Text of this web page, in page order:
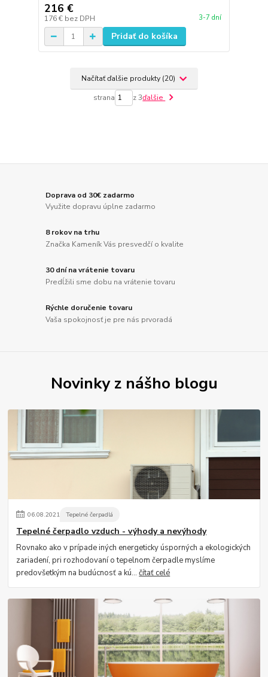
216 €
176 € bez DPH 3-7 dní
Pridať do košíka
Načítať ďalšie produkty (20)
strana z 3ďalšie
Doprava od 30€ zadarmo
Využite dopravu úplne zadarmo
8 rokov na trhu
Značka Kameník Vás presvedčí o kvalite
30 dní na vrátenie tovaru
Predĺžili sme dobu na vrátenie tovaru
Rýchle doručenie tovaru
Vaša spokojnosť je pre nás prvoradá
Novinky z nášho blogu
06.08.2021 Tepelné čerpadlá
Tepelné čerpadlo vzduch - výhody a nevýhody
Rovnako ako v prípade iných energeticky úsporných a ekologických
zariadení, pri rozhodovaní o tepelnom čerpadle myslíme
predovšetkým na budúcnosť a kú...čítať celé